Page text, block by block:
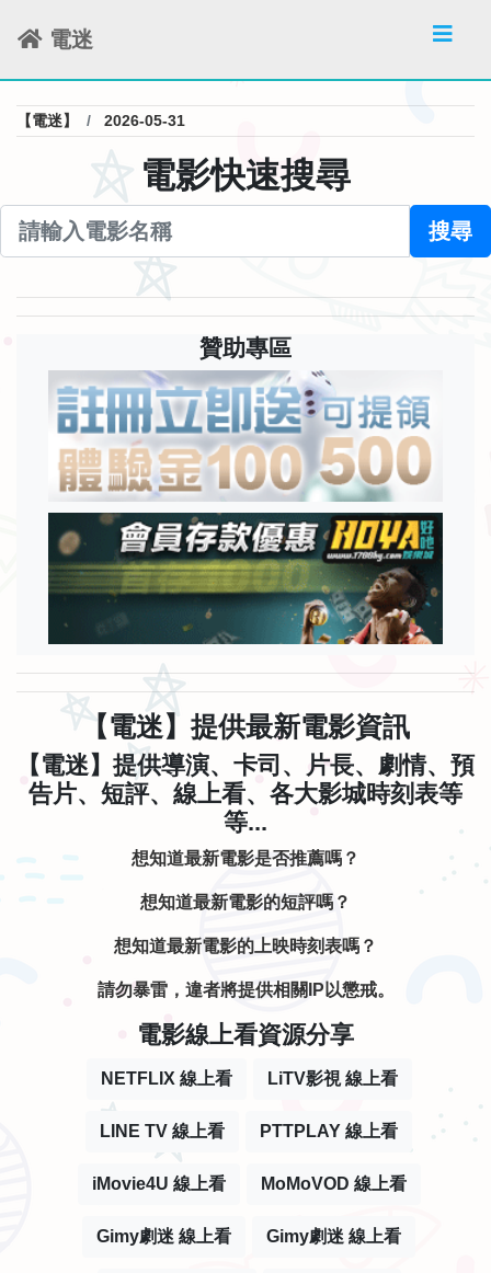
電迷
【電迷】 2026-05-31
電影快速搜尋
搜尋
贊助專區
【電迷】提供最新電影資訊
【電迷】提供導演、卡司、片長、劇情、預
告片、短評、線上看、各大影城時刻表等
等...
想知道最新電影是否推薦嗎？
想知道最新電影的短評嗎？
想知道最新電影的上映時刻表嗎？
請勿暴雷，違者將提供相關IP以懲戒。
電影線上看資源分享
NETFLIX 線上看 LiTV影視 線上看
LINE TV 線上看 PTTPLAY 線上看
iMovie4U 線上看 MoMoVOD 線上看
Gimy劇迷 線上看 Gimy劇迷 線上看